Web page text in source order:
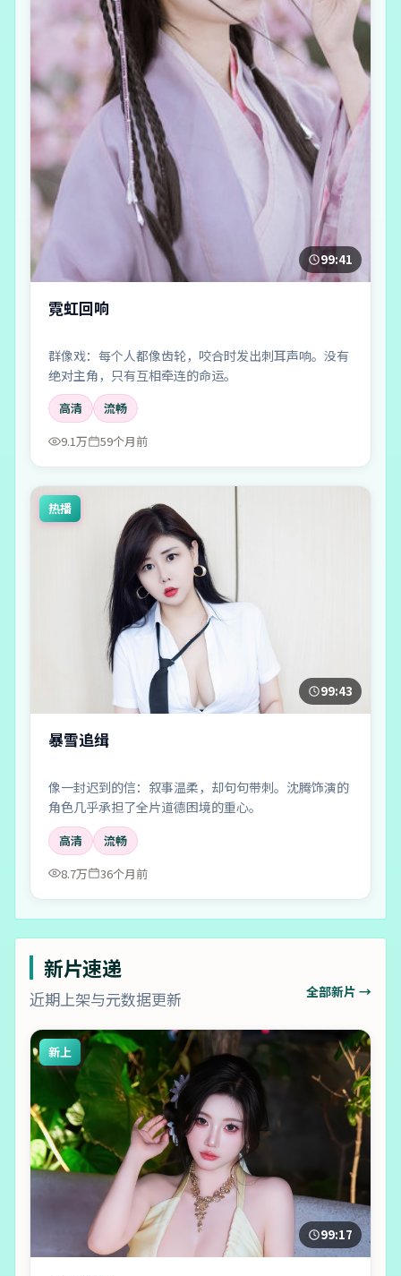
99:41
霓虹回响
群像戏：每个人都像齿轮，咬合时发出刺耳声响。没有
绝对主角，只有互相牵连的命运。
高清
流畅
9.1万
59个月前
热播
99:43
暴雪追缉
像一封迟到的信：叙事温柔，却句句带刺。沈腾饰演的
角色几乎承担了全片道德困境的重心。
高清
流畅
8.7万
36个月前
新片速递
近期上架与元数据更新 全部新片 →
新上
99:17